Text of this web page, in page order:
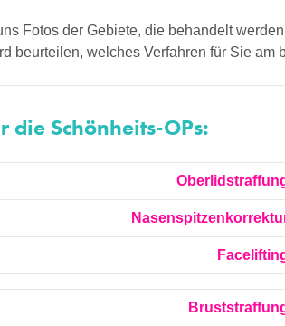
Fotos der Gebiete, die behandelt
beurteilen, welches Verfahren für Sie am
die Schönheits-OPs: